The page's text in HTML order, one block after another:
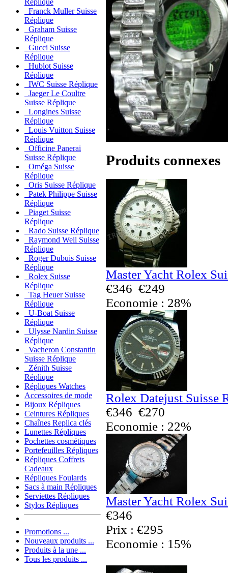
Réplique
Franck Muller Suisse
Réplique
Graham Suisse
Réplique
Gucci Suisse
Réplique
Hublot Suisse
Réplique
IWC Suisse Réplique
Jaeger Le Coultre
Suisse Réplique
Longines Suisse
Réplique
Louis Vuitton Suisse
Réplique
Officine Panerai
Suisse Réplique
Oméga Suisse
Réplique
Oris Suisse Réplique
Patek Philippe Suisse
Réplique
Piaget Suisse
Réplique
Rado Suisse Réplique
Raymond Weil Suisse
Réplique
Roger Dubuis Suisse
Réplique
Rolex Suisse
Réplique
Tag Heuer Suisse
Réplique
U-Boat Suisse
Réplique
Ulysse Nardin Suisse
Réplique
Vacheron Constantin
Suisse Réplique
Zénith Suisse
Réplique
Répliques Watches
Accessoires de mode
Bijoux Répliques
Ceintures Répliques
Chaînes Replica clés
Lunettes Répliques
Pochettes cosmétiques
Portefeuilles Répliques
Répliques Coffrets
Cadeaux
Répliques Foulards
Sacs à main Répliques
Serviettes Répliques
Stylos Répliques
Promotions ...
Nouveaux produits ...
Produits à la une ...
Tous les produits ...
Produits connexes
Master Yacht Rolex
€346 €249
Economie : 28%
Rolex Datejust Suisse
€346 €270
Economie : 22%
Master Yacht Rolex
€346
Prix : €295
Economie : 15%